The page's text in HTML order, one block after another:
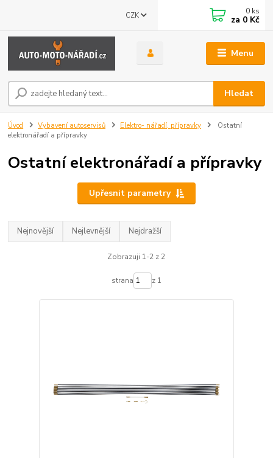
Menu
CZK
Hledat
0 ks
za 0 Kč
Úvod Vybavení autoservisů Elektro- nářadí, přípravky
Ostatní
elektronářadí a přípravky
Ostatní elektronářadí a přípravky
Upřesnit parametry
Nejnovější Nejlevnější Nejdražší
Zobrazuji 1-2 z 2
strana z 1